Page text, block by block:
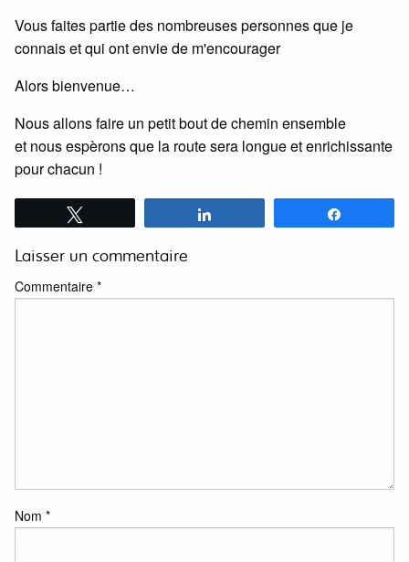
Vous faites partie des nombreuses personnes que je
connais et qui ont envie de m'encourager
Alors bienvenue…
Nous allons faire un petit bout de chemin ensemble
et nous espèrons que la route sera longue et enrichissante
pour chacun !
Laisser un commentaire
Commentaire *
Nom *